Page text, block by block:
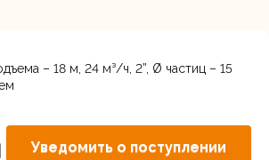
– 18 м, 24 м³/ч, 2”, Ø частиц – 15
Уведомить о поступлении